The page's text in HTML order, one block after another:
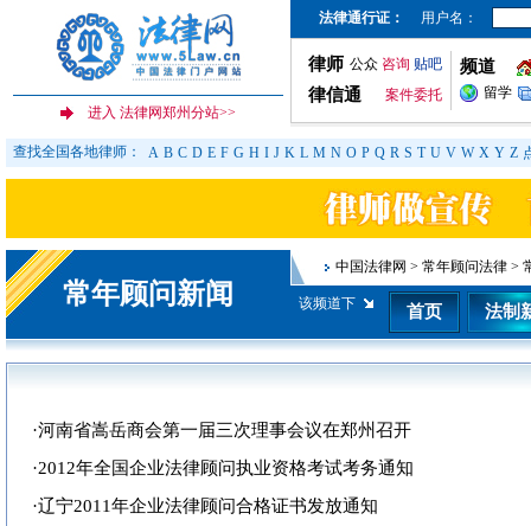
法律通行证： 用户名：
律师 公众 咨询 贴吧
律信通 案件委托
频道
留学
查找全国各地律师： A B C D E F G H I J K L M N O P Q R S T U V W X Y Z
常年顾问新闻
中国法律网 > 常年顾问法律 >
该频道下 首页 法制
·河南省嵩岳商会第一届三次理事会议在郑州召开
·2012年全国企业法律顾问执业资格考试考务通知
·辽宁2011年企业法律顾问合格证书发放通知